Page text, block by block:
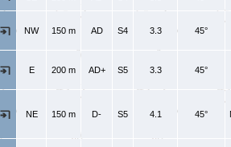
NW 150 m AD S4 3.3 45°
E 200 m AD+ S5 3.3 45°
NE 150 m D- S5 4.1 45°